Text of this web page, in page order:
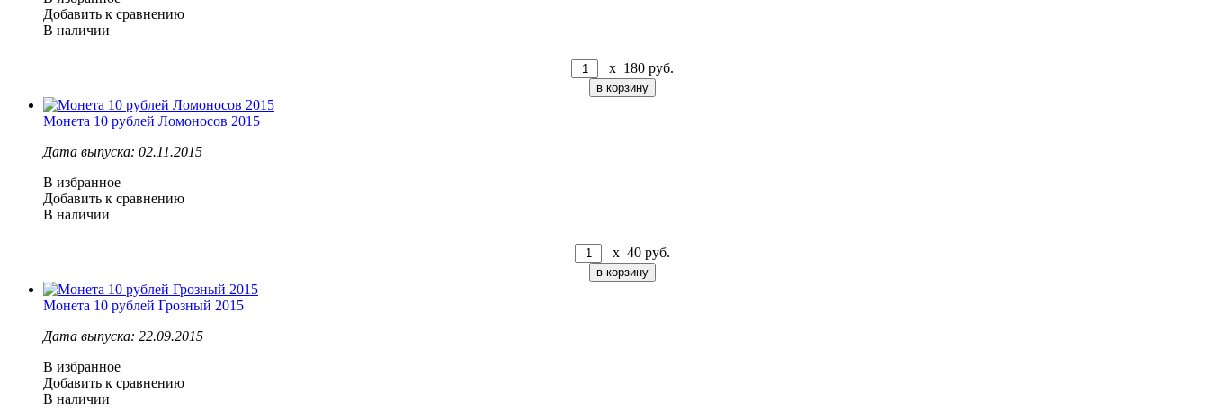
Добавить к сравнению
В наличии
x 180 руб.
Монета 10 рублей Ломоносов 2015
Дата выпуска: 02.11.2015
В избранное
Добавить к сравнению
В наличии
x 40 руб.
Монета 10 рублей Грозный 2015
Дата выпуска: 22.09.2015
В избранное
Добавить к сравнению
В наличии